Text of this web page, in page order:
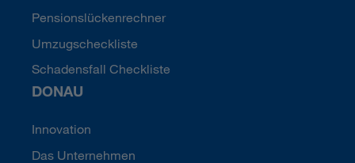
Pensionslückenrechner
Umzugscheckliste
Schadensfall Checkliste
DONAU
Innovation
Das Unternehmen